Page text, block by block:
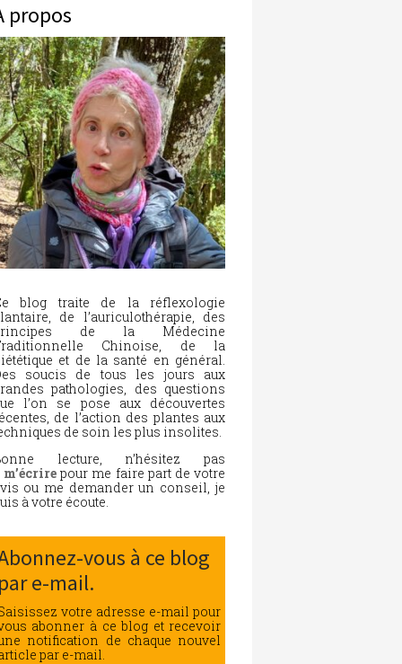
propos
blog traite de la réflexologie
de l’auriculothérapie, des
de la Médecine
Chinoise, de la
et de la santé en général.
soucis de tous les jours aux
pathologies, des questions
l’on se pose aux découvertes
de l’action des plantes aux
de soin les plus insolites.
lecture, n’hésitez pas
m’écrire pour me faire part de votre
ou me demander un conseil, je
à votre écoute.
vous à ce blog
e-mail.
votre adresse e-mail pour
abonner à ce blog et recevoir
notification de chaque nouvel
par e-mail.